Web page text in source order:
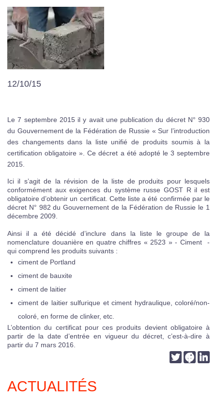
12/10/15
Le 7 septembre 2015 il y avait une publication du décret N° 930
du Gouvernement de la Fédération de Russie « Sur l’introduction
des changements dans la liste unifié de produits soumis à la
certification obligatoire ». Ce décret a été adopté le 3 septembre
2015.
Ici il s’agit de la révision de la liste de produits pour lesquels
conformément aux exigences du système russe GOST R il est
obligatoire d’obtenir un certificat. Cette liste a été confirmée par le
décret N° 982 du Gouvernement de la Fédération de Russie le 1
décembre 2009.
Ainsi il a été décidé d’inclure dans la liste le groupe de la
nomenclature douanière en quatre chiffres « 2523 » - Ciment -
qui comprend les produits suivants :
ciment de Portland
ciment de bauxite
ciment de laitier
ciment de laitier sulfurique et ciment hydraulique, coloré/non-
coloré, en forme de clinker, etc.
L’obtention du certificat pour ces produits devient obligatoire à
partir de la date d’entrée en vigueur du décret, c’est-à-dire à
partir du 7 mars 2016.
Twitter
ACTUALITÉS